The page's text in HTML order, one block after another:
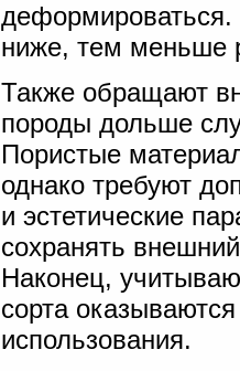
деформироваться.
ниже, тем меньше
Также обращают
породы дольше
Пористые
однако требуют
и эстетические
сохранять
Наконец,
сорта
использования.